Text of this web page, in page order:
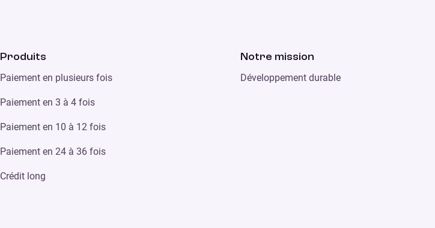
Produits
Paiement en plusieurs fois
Paiement en 3 à 4 fois
Paiement en 10 à 12 fois
Paiement en 24 à 36 fois
Crédit long
Notre mission
Développement durable